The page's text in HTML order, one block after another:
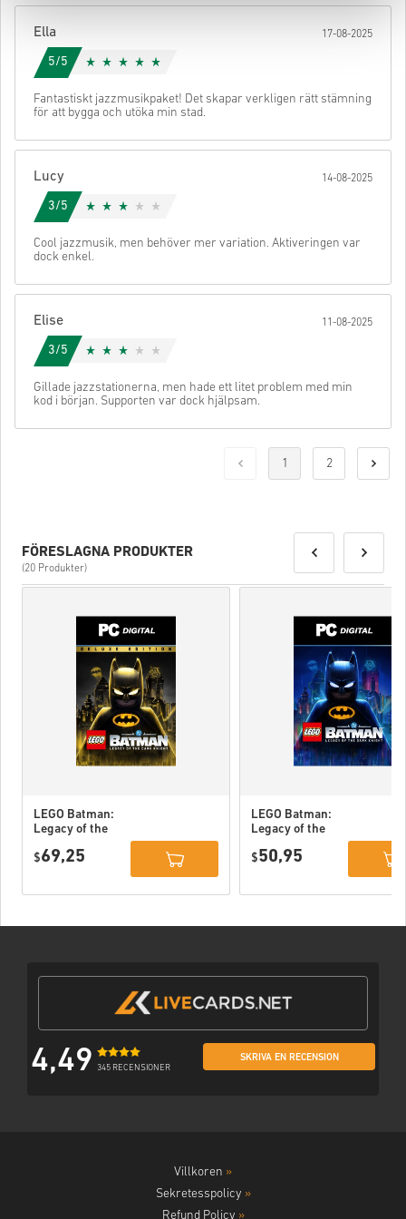
din kod.
Ella 17-08-2025
5/5
Fantastiskt jazzmusikpaket! Det skapar verkligen rätt stämning
för att bygga och utöka min stad.
Lucy 14-08-2025
3/5
Cool jazzmusik, men behöver mer variation. Aktiveringen var
dock enkel.
Elise 11-08-2025
3/5
Gillade jazzstationerna, men hade ett litet problem med min
kod i början. Supporten var dock hjälpsam.
1 2
FÖRESLAGNA PRODUKTER
(20 Produkter)
LEGO Batman:
Legacy of the
Deluxe Edition
$69,25
LEGO Batman:
Legacy of the
(STEAM) EU
$50,95
4,49 345 RECENSIONER
SKRIVA EN RECENSION
Villkoren »
Sekretesspolicy »
Refund Policy »